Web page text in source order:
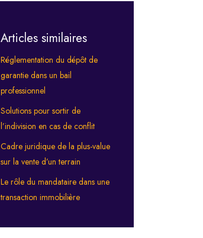
Articles similaires
Réglementation du dépôt de
garantie dans un bail
professionnel
Solutions pour sortir de
l’indivision en cas de conflit
Cadre juridique de la plus-value
sur la vente d’un terrain
Le rôle du mandataire dans une
transaction immobilière